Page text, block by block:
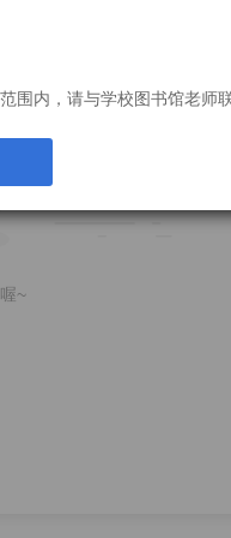
围内，请与学校图书馆老师
~